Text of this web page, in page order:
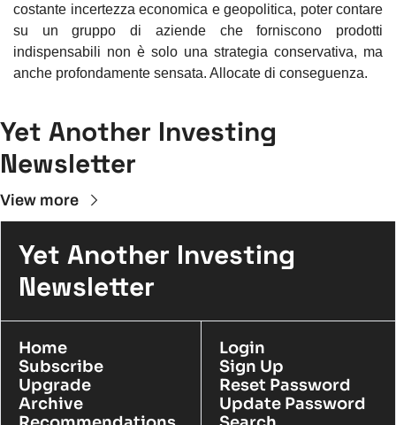
costante incertezza economica e geopolitica, poter contare
su un gruppo di aziende che forniscono prodotti
indispensabili non è solo una strategia conservativa, ma
anche profondamente sensata. Allocate di conseguenza.
Yet Another Investing
Newsletter
View more
Yet Another Investing
Newsletter
Home
Subscribe
Upgrade
Archive
Login
Sign Up
Reset Password
Update Password